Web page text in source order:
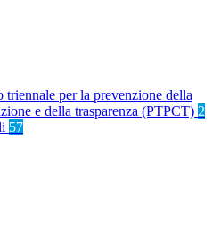
triennale per la prevenzione della
e della trasparenza (PTPCT) 2
57